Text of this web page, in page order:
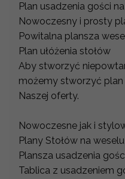
Plan usadzenia gości
Nowoczesny i prosty
Powitalna plansza
Plan ułóżenia stołów
Aby stworzyć
możemy stworzyć
Naszej oferty.
Nowoczesne jak i
Plany Stołów na weselu
Plansza usadzenia
Tablica z usadzeniem